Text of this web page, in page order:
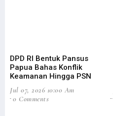
DPD RI Bentuk Pansus
Papua Bahas Konflik
Keamanan Hingga PSN
Jul 07, 2026 10:00 Am
0 Comments